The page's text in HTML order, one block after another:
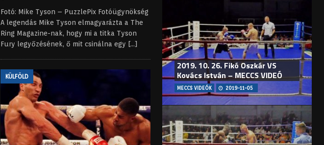
Fotó: Mike Tyson – PuzzlePix Fotóügynökség
A legendás Mike Tyson elmagyarázta a The
Ring Magazine-nak, hogy mi a titka Tyson
Fury legyőzésének, ő mit csinálna egy [...]
KÜLFÖLD
2019. 10. 26. Fikó Oszkár VS
Kovács István – MECCS VIDEÓ
MECCS VIDEÓK 2019-11-05